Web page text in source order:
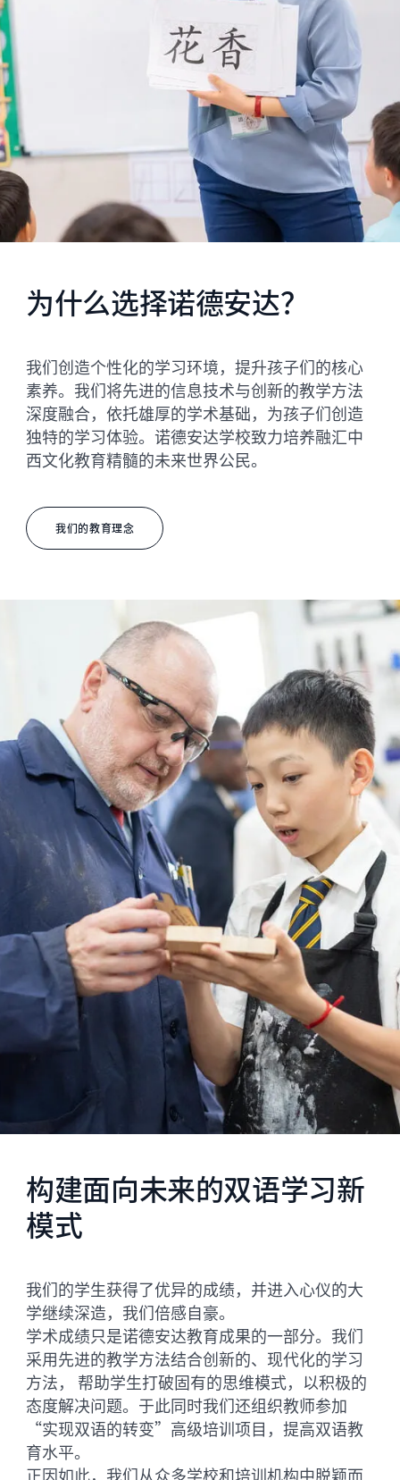
为什么选择诺德安达？
我们创造个性化的学习环境，提升孩子们的核心
素养。我们将先进的信息技术与创新的教学方法
深度融合，依托雄厚的学术基础，为孩子们创造
独特的学习体验。诺德安达学校致力培养融汇中
西文化教育精髓的未来世界公民。
我们的教育理念
构建面向未来的双语学习新
模式
我们的学生获得了优异的成绩，并进入心仪的大
学继续深造，我们倍感自豪。
学术成绩只是诺德安达教育成果的一部分。我们
采用先进的教学方法结合创新的、现代化的学习
方法， 帮助学生打破固有的思维模式，以积极的
态度解决问题。于此同时我们还组织教师参加
“实现双语的转变”高级培训项目，提高双语教
育水平。
正因如此，我们从众多学校和培训机构中脱颖而